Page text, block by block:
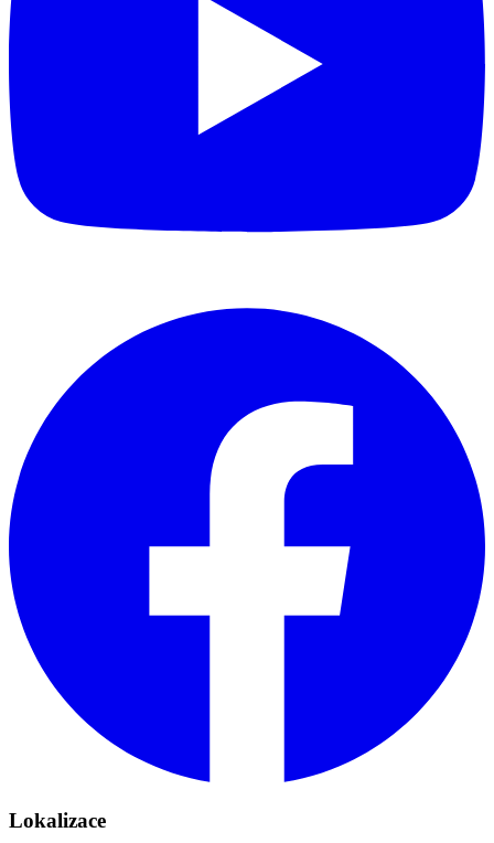
Lokalizace